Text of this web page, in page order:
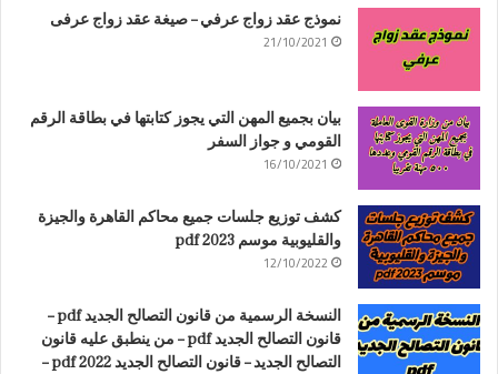
نموذج عقد زواج عرفي – صيغة عقد زواج عرفى
21/10/2021
بيان بجميع المهن التي يجوز كتابتها في بطاقة الرقم
القومي و جواز السفر
16/10/2021
كشف توزيع جلسات جميع محاكم القاهرة والجيزة
والقليوبية موسم 2023 pdf
12/10/2022
النسخة الرسمية من قانون التصالح الجديد pdf –
قانون التصالح الجديد pdf – من ينطبق عليه قانون
التصالح الجديد – قانون التصالح الجديد 2022 pdf –